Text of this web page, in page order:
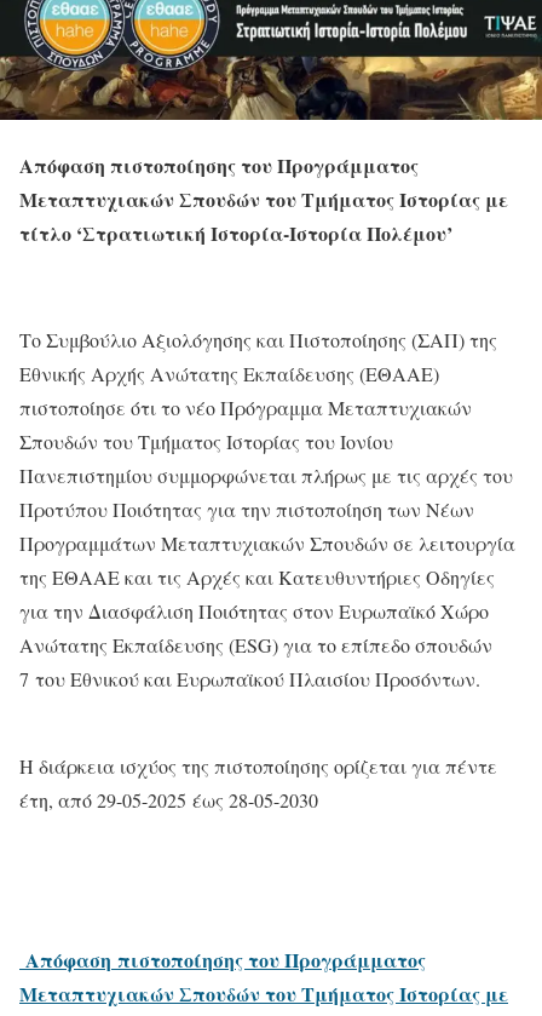
Απόφαση πιστοποίησης του Προγράμματος
Μεταπτυχιακών Σπουδών του Τμήματος Ιστορίας με
τίτλο ‘Στρατιωτική Ιστορία-Ιστορία Πολέμου’
Το Συμβούλιο Αξιολόγησης και Πιστοποίησης (ΣΑΠ) της
Εθνικής Αρχής Ανώτατης Εκπαίδευσης (ΕΘΑΑΕ)
πιστοποίησε ότι το νέο Πρόγραμμα Μεταπτυχιακών
Σπουδών του Τμήματος Ιστορίας του Ιονίου
Πανεπιστημίου συμμορφώνεται πλήρως με τις αρχές του
Προτύπου Ποιότητας για την πιστοποίηση των Νέων
Προγραμμάτων Μεταπτυχιακών Σπουδών σε λειτουργία
της ΕΘΑΑΕ και τις Αρχές και Κατευθυντήριες Οδηγίες
για την Διασφάλιση Ποιότητας στον Ευρωπαϊκό Χώρο
Ανώτατης Εκπαίδευσης (ΕSG) για το επίπεδο σπουδών
7 του Εθνικού και Ευρωπαϊκού Πλαισίου Προσόντων.
Η διάρκεια ισχύος της πιστοποίησης ορίζεται για πέντε
έτη, από 29-05-2025 έως 28-05-2030
Απόφαση πιστοποίησης του Προγράμματος
Μεταπτυχιακών Σπουδών του Τμήματος Ιστορίας με